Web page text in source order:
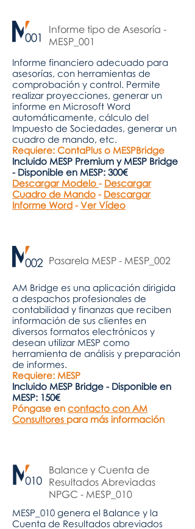
Informe tipo de Asesoría -
MESP_001
Informe financiero adecuado para
asesorías, con herramientas de
comprobación y control. Permite
realizar proyecciones, generar un
informe en Microsoft Word
automáticamente, cálculo del
Impuesto de Sociedades, generar un
cuadro de mando, etc.
Requiere: ContaPlus o MESPBridge
Incluido MESP Premium y MESP Bridge
- Disponible en MESP: 300€
Descargar Modelo - Descargar
Cuadro de Mando - Descargar
Informe Word -Ver Vídeo
Pasarela MESP - MESP_002
AM Bridge es una aplicación dirigida
a despachos profesionales de
contabilidad y finanzas que reciben
información de sus clientes en
diversos formatos electrónicos y
desean utilizar MESP como
herramienta de análisis y preparación
de informes.
Requiere: MESP
Incluido MESP Bridge - Disponible en
MESP: 150€
Póngase en contacto con AM
Consultores para más información
Balance y Cuenta de
Resultados Abreviadas
NPGC - MESP_010
MESP_010 genera el Balance y la
Cuenta de Resultados abreviados